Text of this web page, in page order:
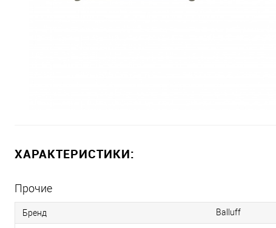
ХАРАКТЕРИСТИКИ:
Прочие
Бренд Balluff